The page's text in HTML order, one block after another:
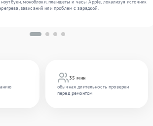
35 мин
обычная длительность проверки
перед ремонтом
моноблоки, планшеты и часы Apple, локализуя источник
зависаний или проблем с зарядкой.